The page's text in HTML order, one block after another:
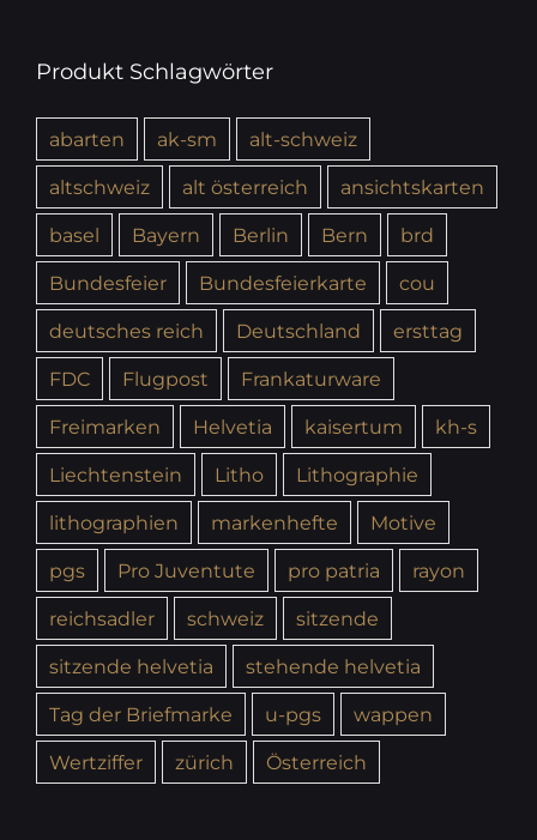
Produkt Schlagwörter
abarten ak-sm
alt-schweiz
altschweiz
alt österreich
ansichtskarten
basel
Bayern Berlin Bern
brd
Bundesfeier
Bundesfeierkarte
cou
deutsches reich
Deutschland
ersttag
FDC
Flugpost
Frankaturware
Freimarken
Helvetia kaisertum
kh-s
Liechtenstein
Litho
Lithographie
lithographien
markenhefte
Motive
pgs
Pro Juventute pro patria
rayon
reichsadler
schweiz
sitzende
sitzende helvetia
stehende helvetia
Tag der Briefmarke
u-pgs
wappen
Wertziffer
zürich Österreich